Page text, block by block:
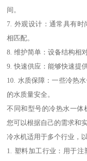
间。
7. 外观设计：通常具有
相匹配。
8. 维护简单：设备结构相
9. 快速供应：能够快速提
10. 水质保障：一些冷热
的水质量安全。
不同和型号的冷热水一体
您可以根据自己的需求和
冷水机适用于多个行业，
1. 塑料加工行业：用于